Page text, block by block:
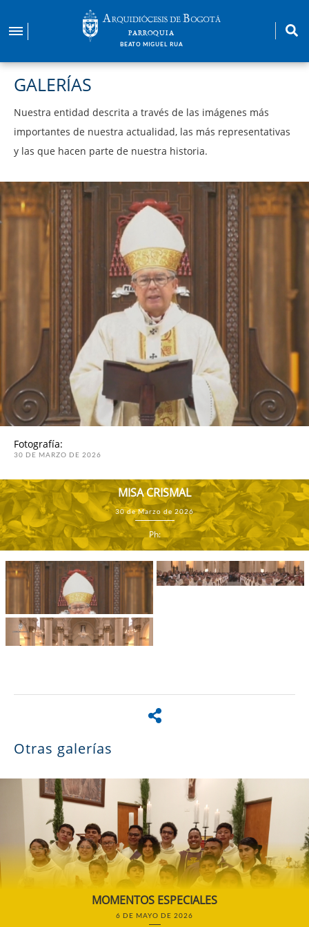
contenido
PARROQUIA
BEATO MIGUEL RUA
GALERÍAS
Nuestra entidad descrita a través de las imágenes más
importantes de nuestra actualidad, las más representativas
y las que hacen parte de nuestra historia.
Fotografía:
30 DE MARZO DE 2026
MISA CRISMAL
30 de Marzo de 2026
Ph:
Otras galerías
MOMENTOS ESPECIALES
6 DE MAYO DE 2026